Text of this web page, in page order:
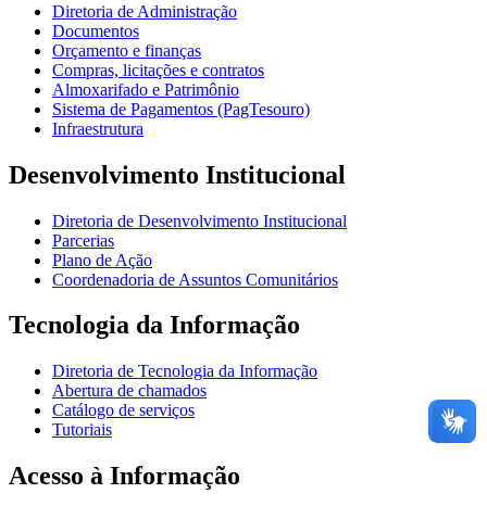
Diretoria de Administração
Documentos
Orçamento e finanças
Compras, licitações e contratos
Almoxarifado e Patrimônio
Sistema de Pagamentos (PagTesouro)
Infraestrutura
Desenvolvimento Institucional
Diretoria de Desenvolvimento Institucional
Parcerias
Plano de Ação
Coordenadoria de Assuntos Comunitários
Tecnologia da Informação
Diretoria de Tecnologia da Informação
Abertura de chamados
Catálogo de serviços
Tutoriais
Acesso à Informação